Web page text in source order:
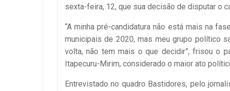
sexta-feira, 12, que sua decisão de disputar o
“A minha pré-candidatura não está mais na
municipais de 2020, mas meu grupo político
volta, não tem mais o que decidir”, frisou o
Itapecuru-Mirim, considerado o maior ato
Entrevistado no quadro Bastidores, pelo